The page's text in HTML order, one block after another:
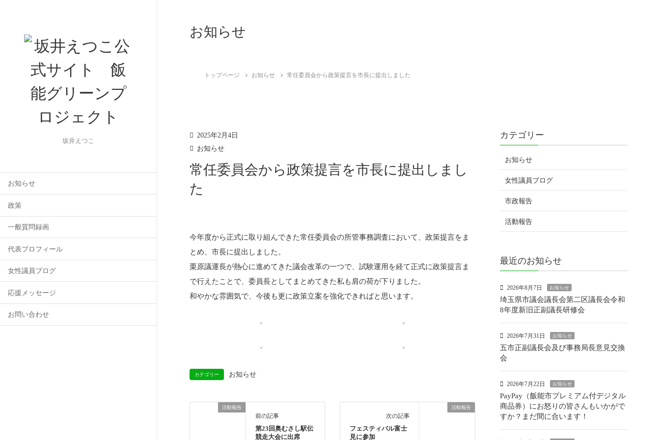
坂井えつこ
お知らせ
政策
一般質問録画
代表プロフィール
女性議員ブログ
応援メッセージ
お問い合わせ
お知らせ
トップページ お知らせ 常任委員会から政策提言を市長に提出しました
2025年2月4日
お知らせ
常任委員会から政策提言を市長に提出しまし
た
今年度から正式に取り組んできた常任委員会の所管事務調査において、政策提言をま
とめ、市長に提出しました。
栗原議運長が熱心に進めてきた議会改革の一つで、試験運用を経て正式に政策提言ま
で行えたことで、委員長としてまとめてきた私も肩の荷が下りました。
和やかな雰囲気で、今後も更に政策立案を強化できればと思います。
カテゴリー お知らせ
活動報告
前の記事
第23回奥むさし駅伝
競走大会に出席
活動報告
次の記事
フェスティバル富士
見に参加
カテゴリー
お知らせ
女性議員ブログ
市政報告
活動報告
最近のお知らせ
2026年8月7日 お知らせ
埼玉県市議会議長会第二区議長会令和
8年度新旧正副議長研修会
2026年7月31日 お知らせ
五市正副議長会及び事務局長意見交換
会
2026年7月22日 お知らせ
PayPay（飯能市プレミアム付デジタル
商品券）にお怒りの皆さんもいかがで
すか？まだ間に合います！